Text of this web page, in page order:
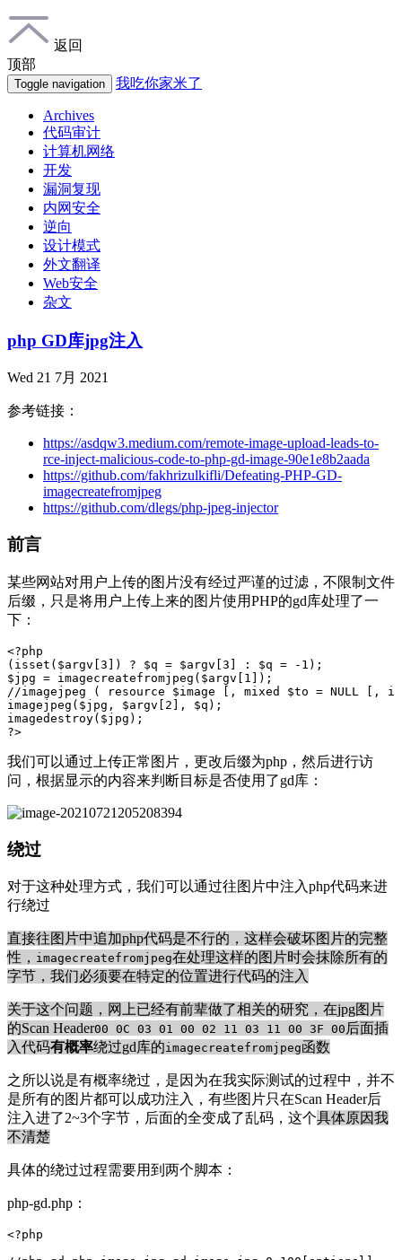
返回
顶部
Toggle navigation 我吃你家米了
Archives
代码审计
计算机网络
开发
漏洞复现
内网安全
逆向
设计模式
外文翻译
Web安全
杂文
php GD库jpg注入
Wed 21 7月 2021
参考链接：
https://asdqw3.medium.com/remote-image-upload-leads-to-
rce-inject-malicious-code-to-php-gd-image-90e1e8b2aada
https://github.com/fakhrizulkifli/Defeating-PHP-GD-
imagecreatefromjpeg
https://github.com/dlegs/php-jpeg-injector
前言
某些网站对用户上传的图片没有经过严谨的过滤，不限制文件
后缀，只是将用户上传上来的图片使用PHP的gd库处理了一
下：
<?php
( isset ( $argv 3 ]) ? $q = $argv 3 : $q = - 1 );
$jpg = imagecreatefromjpeg ( $argv 1
]);
//imagejpeg ( resource $image [, mixed $to = NULL
imagejpeg ( $jpg , $argv 2 ], $q );
imagedestroy( $jpg );
?>
我们可以通过上传正常图片，更改后缀为php，然后进行访
问，根据显示的内容来判断目标是否使用了gd库：
绕过
对于这种处理方式，我们可以通过往图片中注入php代码来进
行绕过
直接往图片中追加php代码是不行的，这样会破坏图片的完整
性， imagecreatefromjpeg在处理这样的图片时会抹除所有的
字节，我们必须要在特定的位置进行代码的注入
关于这个问题，网上已经有前辈做了相关的研究，在jpg图片
的Scan Header00 0C 03 01 00 02 11 03 11 00 3F 00 后面插
入代码有概率绕过gd库的imagecreatefromjpeg函数
之所以说是有概率绕过，是因为在我实际测试的过程中，并不
是所有的图片都可以成功注入，有些图片只在Scan Header后
注入进了2~3个字节，后面的全变成了乱码，这个具体原因我
不清楚
具体的绕过过程需要用到两个脚本：
php-gd.php：
<?php